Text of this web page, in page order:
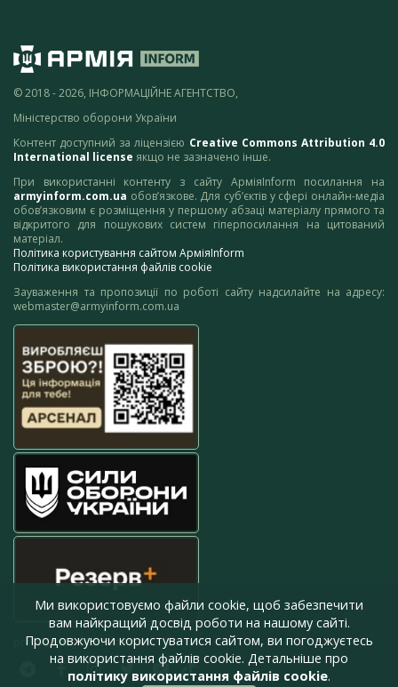
© 2018 - 2026, ІНФОРМАЦІЙНЕ АГЕНТСТВО,
Міністерство оборони України
Контент доступний за ліцензією Creative Commons Attribution 4.0
International license якщо не зазначено інше.
При використанні контенту з сайту АрміяInform посилання на
armyinform.com.ua обов’язкове. Для суб’єктів у сфері онлайн-медіа
обов’язковим є розміщення у першому абзаці матеріалу прямого та
відкритого для пошукових систем гіперпосилання на цитований
матеріал.
Політика користування сайтом АрміяInform
Політика використання файлів cookie
Зауваження та пропозиції по роботі сайту надсилайте на адресу:
webmaster@armyinform.com.ua
press@armyinform.com.ua
Ми використовуємо файли cookie, щоб забезпечити
вам найкращий досвід роботи на нашому сайті.
Продовжуючи користуватися сайтом, ви погоджуєтесь
на використання файлів cookie. Детальніше про
політику використання файлів cookie.